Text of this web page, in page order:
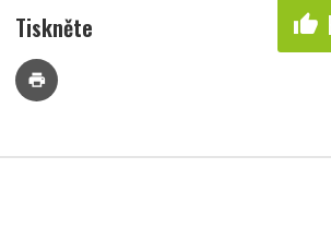
Tiskněte
print
thumb_up